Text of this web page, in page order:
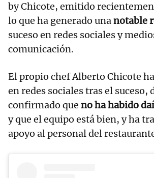
by Chicote, emitido
lo que ha generado unanotable
suceso en redes sociales y
comunicación.
El propio chef Alberto Chicote
en redes sociales tras el suceso,
confirmado que no ha habido
y que el equipo está bien, y ha
apoyo al personal del